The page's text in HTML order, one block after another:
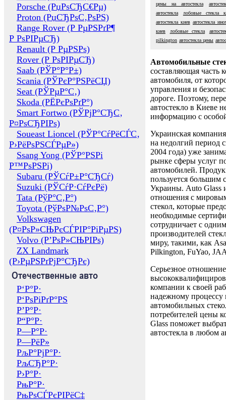
Porsche (РџРѕСЂС€Рµ)
Proton (РџСЂРѕС‚РѕРЅ)
Range Rover (Р РµРЅРґР¶
Р РѕРІРµСЂ)
Renault (Р РµРЅРѕ)
Rover (Р РѕРІРµСЂ)
Saab (РЎР°Р°Р±)
Scania (РЎРєР°РЅРёСЏ)
Seat (РЎРµР°С‚)
Skoda (РЁРєРѕРґР°)
Smart Fortwo (РЎРјР°СЂС‚
Р¤РѕСЂРІРѕ)
Soueast Lioncel (РЎР°СѓРёСЃС‚
Р›РёРѕРЅСЃРµР»)
Ssang Yong (РЎР°РЅРі
Р™РѕРЅРі)
Subaru (РЎСѓР±Р°СЂСѓ)
Suzuki (РЎСѓР·СѓРєРё)
Tata (РўР°С‚Р°)
Toyota (РўРѕР№РѕС‚Р°)
Volkswagen
(Р¤РѕР»СЊРєСЃРІР°РіРµРЅ)
Volvo (Р’РѕР»СЊРІРѕ)
ZX Landmark
(Р›РµРЅРґРјР°СЂРє)
Отечественные авто
Р‘Р°Р·
Р‘РѕРіРґР°РЅ
Р’Р°Р·
Р“Р°Р·
Р—Р°Р·
Р—РёР»
РљР°РјР°Р·
РљСЂР°Р·
Р›Р°Р·
РњР°Р·
РњРѕСЃРєРІРёС‡
цены на автостекла
автостекла
лобовые стекла
автостекла киев автостекла
киев
лобовые стекла
pilkington автостекла цены
Автомобильные
составляющая часть
автомобиля, от
управления и
дороге. Поэтому,
автостекло в Киеве
информацию с
Украинская
на недолгий период
2004 года) уже
рынке сферы услуг
автомобилей.
пользуется большим
Украины. Auto Glass
отношения с
стекол, которые
необходимые
сотрудничает с
производителей
миру, такими, как
Pilkington, FuYao,
Серьезное отношение
компании к своей
надежному процессу
автомобильных
потребителей цены
Glass поможет
автостекла в любом